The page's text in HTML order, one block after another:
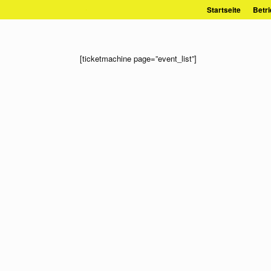
Inhalt
Startseite
[ticketmachine page=”event_list”]